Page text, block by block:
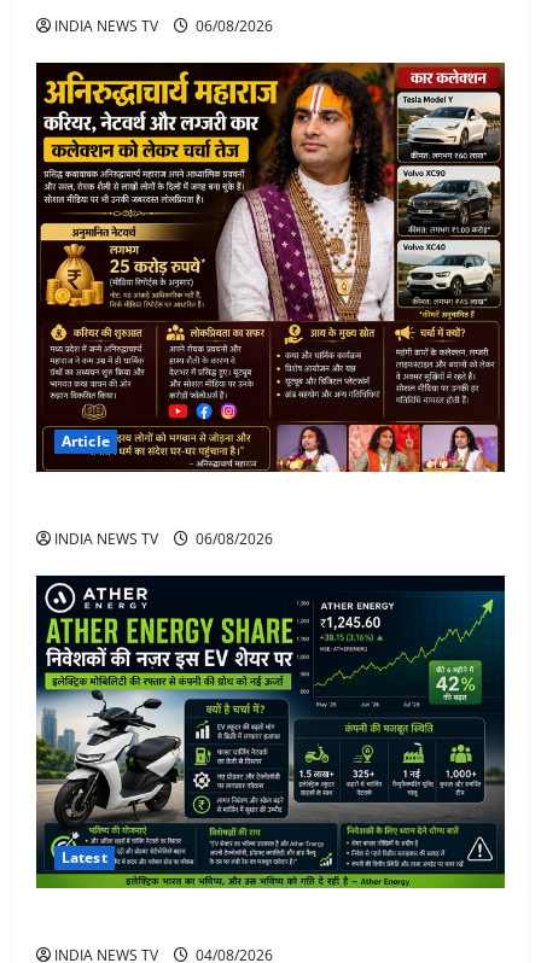
INDIA NEWS TV 06/08/2026
Article
INDIA NEWS TV 06/08/2026
Latest
INDIA NEWS TV 04/08/2026